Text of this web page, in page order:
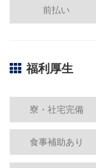
前払い
福利厚生
寮・社宅完備
食事補助あり